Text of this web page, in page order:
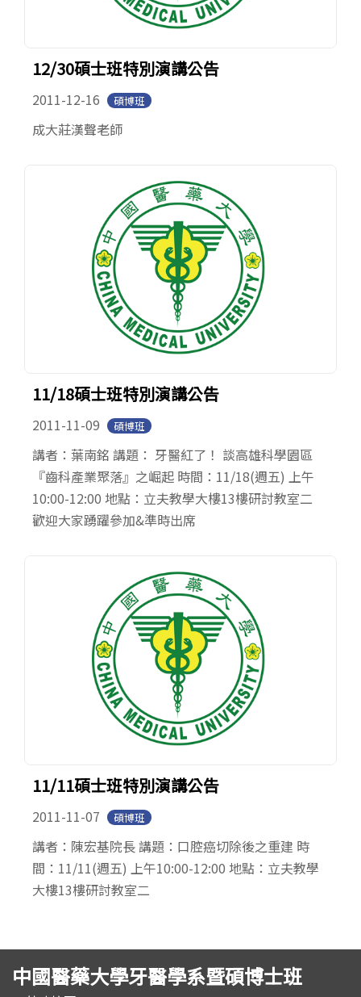
12/30碩士班特別演講公告
2011-12-16 碩博班
成大莊漢聲老師
11/18碩士班特別演講公告
2011-11-09 碩博班
講者：葉南銘 講題： 牙醫紅了！ 談高雄科學園區
『齒科產業聚落』之崛起 時間：11/18(週五) 上午
10:00-12:00 地點：立夫教學大樓13樓研討教室二
歡迎大家踴躍參加&準時出席
11/11碩士班特別演講公告
2011-11-07 碩博班
講者：陳宏基院長 講題：口腔癌切除後之重建 時
間：11/11(週五) 上午10:00-12:00 地點：立夫教學
大樓13樓研討教室二
中國醫藥大學牙醫學系暨碩博士班